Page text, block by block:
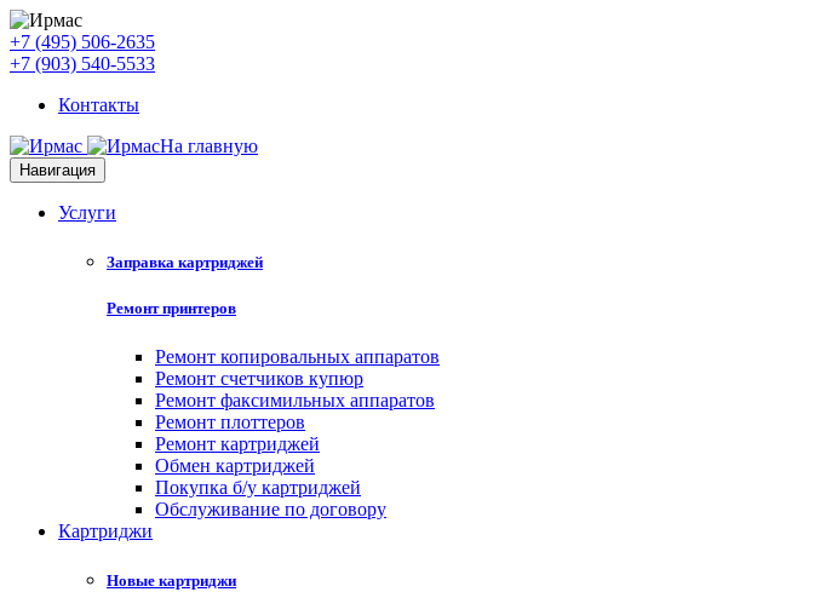
+7 (495) 506-2635
+7 (903) 540-5533
Контакты
На главную
Навигация
Услуги
Заправка картриджей
Ремонт принтеров
Ремонт копировальных аппаратов
Ремонт счетчиков купюр
Ремонт факсимильных аппаратов
Ремонт плоттеров
Ремонт картриджей
Обмен картриджей
Покупка б/у картриджей
Обслуживание по договору
Картриджи
Новые картриджи